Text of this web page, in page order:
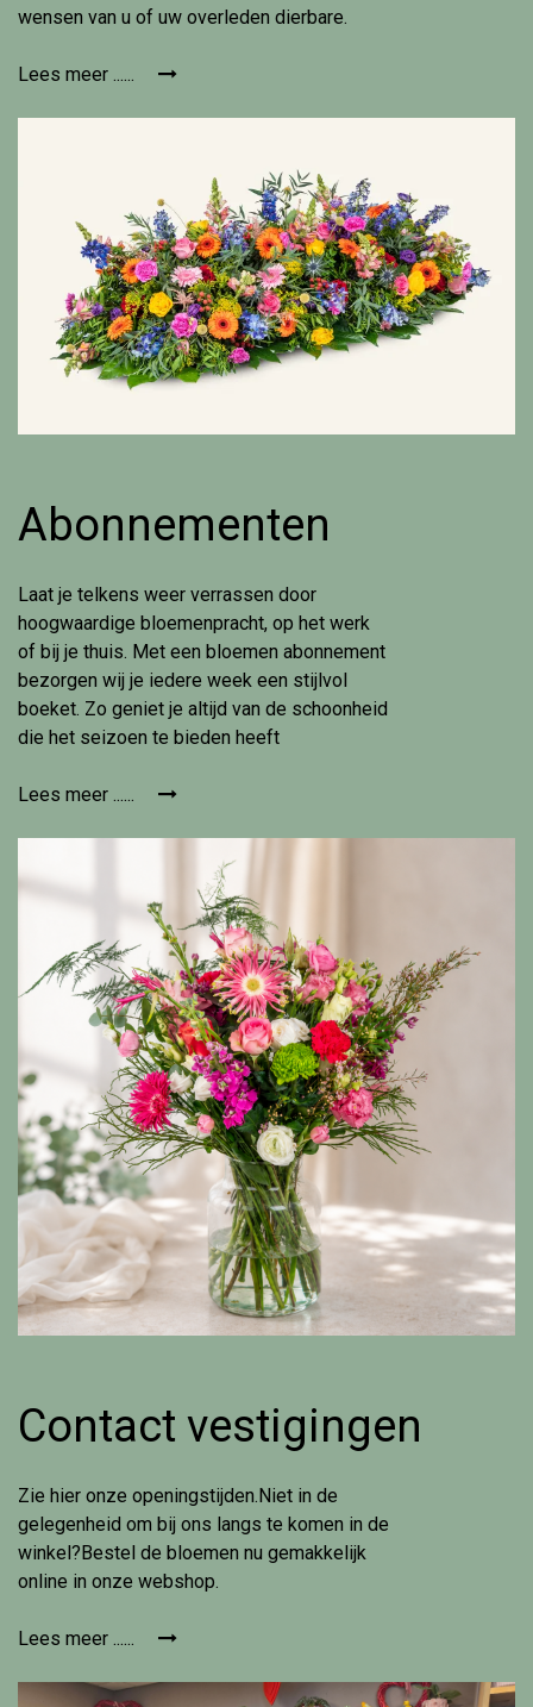
wensen van u of uw overleden dierbare.
Lees meer ......
Abonnementen
Laat je telkens weer verrassen door
hoogwaardige bloemenpracht, op het werk
of bij je thuis. Met een bloemen abonnement
bezorgen wij je iedere week een stijlvol
boeket. Zo geniet je altijd van de schoonheid
die het seizoen te bieden heeft
Lees meer ......
Contact vestigingen
Zie hier onze openingstijden.Niet in de
gelegenheid om bij ons langs te komen in de
winkel?Bestel de bloemen nu gemakkelijk
online in onze webshop.
Lees meer ......